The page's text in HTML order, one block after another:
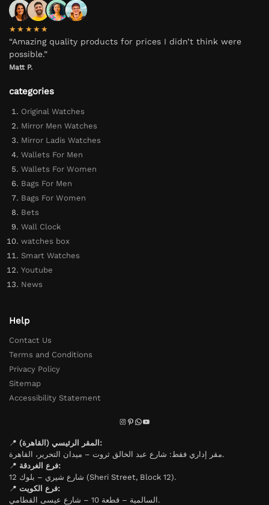
★★★★★
“Amazing quality products for prices I didn’t think were
possible.”
Matt P.
categories
Original Watches
Mirror Men Watches
Mirror Ladis Watches
Wallets For Men
Wallets For Women
Bags For Men
Bags For Women
Bets
Wall Clock
watches box
Smart Watches
Youtube
News
Help
Contact Us
Terms and Conditions
Privacy Policy
Sitemap
Accessibility Statement
📍
المقر الرئيسي (القاهرة):
مقر إداري فقط: شارع عبد الخالق ثروت – ميدان التحرير، القاهرة.
📍
فرع الغردقة:
شارع شيري – بلوك 12 (Sheri Street, Block 12).
📍
فرع الكويت:
السالمية – قطعة 10 – شارع عيسى القطامي.